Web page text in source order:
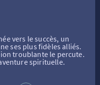
LES FILMS
vers le succès, un
ses plus fidèles alliés.
troublante le percute.
spirituelle.